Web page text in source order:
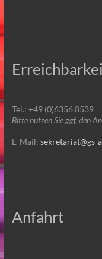
Tel.: +49 (0)6356 8539
Bitte nutzen Sie ggf. den
E-Mail: sekretariat@gs-
Anfahrt